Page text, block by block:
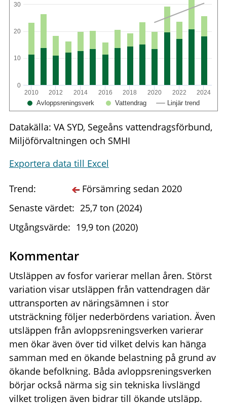
Avloppsreningsverk Vattendrag Linjär trend
2010 2012 2014 2016 2018 2020 2022 2024
0
10
20
30
Datakälla: VA SYD, Segeåns vattendragsförbund,
Miljöförvaltningen och SMHI
Exportera data till Excel
Trend:
Försämring sedan 2020
Senaste värdet: 25,7 ton (2024)
Utgångsvärde: 19,9 ton (2020)
Kommentar
Utsläppen av fosfor varierar mellan åren. Störst
variation visar utsläppen från vattendragen där
uttransporten av näringsämnen i stor
utsträckning följer nederbördens variation. Även
utsläppen från avloppsreningsverken varierar
men ökar även över tid vilket delvis kan hänga
samman med en ökande belastning på grund av
ökande befolkning. Båda avloppsreningsverken
börjar också närma sig sin tekniska livslängd
vilket troligen även bidrar till ökande utsläpp.